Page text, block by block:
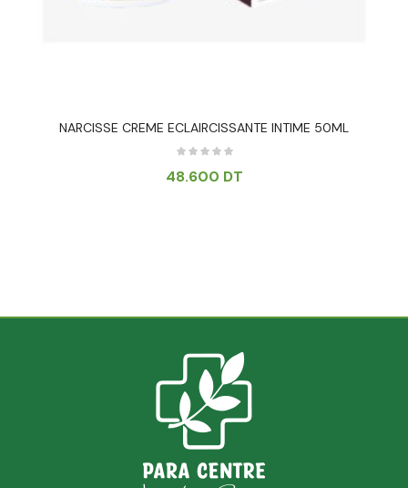
NARCISSE CREME ECLAIRCISSANTE INTIME 50ML
48.600 DT